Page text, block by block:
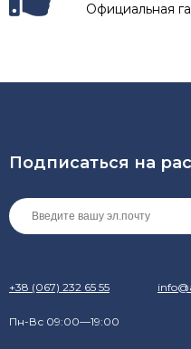
Официальная
Подписаться на
+38 (067) 232 65 55
Пн-Вс 09:00—19:00